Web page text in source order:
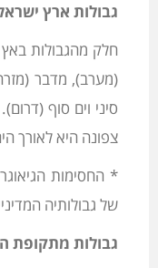
גבולות ארץ
חלק מהגבולות באץ
(מערב), מדבר
סיני וים סוף
צפונה היא לאורך
* החסימות
של גבולותיה
גבולות מתקופת